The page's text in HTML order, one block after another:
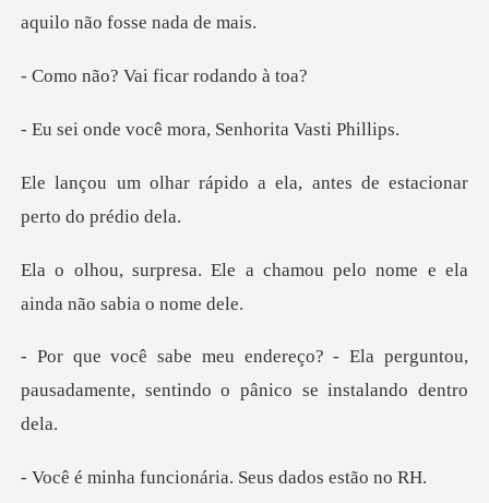
aqu
Vai ficar ro
ê mora, Senhorita
o a ela, antes de estacio
a chamou pelo nome e ela
ai
Ela perguntou,
pausadamente, sentind
ncionária. Seus d